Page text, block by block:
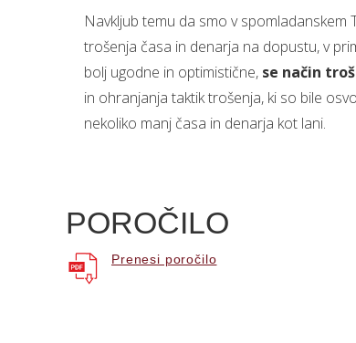
Navkljub temu da smo v
trošenja časa in denarja na dopustu, v
bolj ugodne in optimistične, se način
in ohranjanja taktik trošenja, ki so bile
nekoliko manj časa in denarja kot lani.
POROČILO
Prenesi poročilo